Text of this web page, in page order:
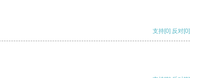
支持[0] 反对[0]